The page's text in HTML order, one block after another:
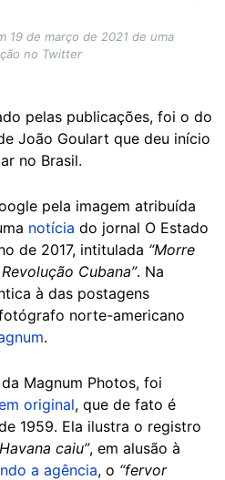
19 de março de 2021 de uma
no Twitter
pelas publicações, foi o do
João Goulart que deu início
no Brasil.
pela imagem atribuída
notícia do jornal O Estado
de 2017, intitulada “Morre
Cubana”. Na
à das postagens
norte-americano
.
Magnum Photos, foi
original, que de fato é
1959. Ela ilustra o registro
caiu”, em alusão à
a agência, o “fervor